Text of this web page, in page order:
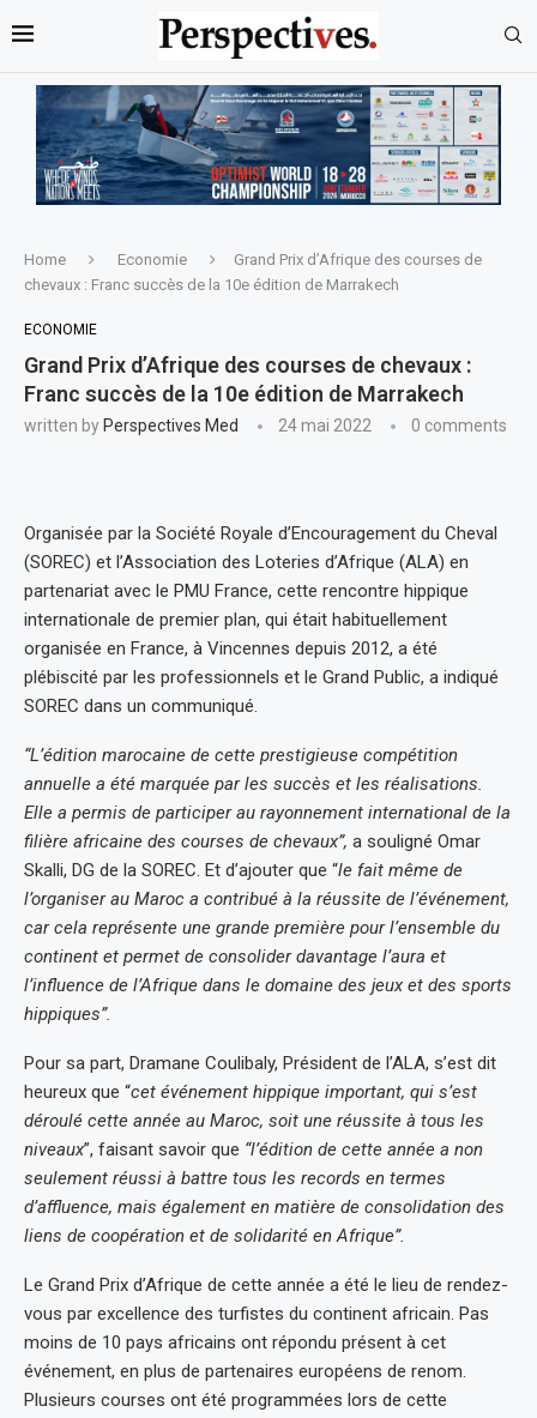
Home Economie
Grand Prix d’Afrique des courses de
chevaux : Franc succès de la 10e édition de Marrakech
ECONOMIE
Grand Prix d’Afrique des courses de chevaux :
Franc succès de la 10e édition de Marrakech
written by Perspectives Med 24 mai 2022 0 comments
Organisée par la Société Royale d’Encouragement du Cheval
(SOREC) et l’Association des Loteries d’Afrique (ALA) en
partenariat avec le PMU France, cette rencontre hippique
internationale de premier plan, qui était habituellement
organisée en France, à Vincennes depuis 2012, a été
plébiscité par les professionnels et le Grand Public, a indiqué
SOREC dans un communiqué.
“L’édition marocaine de cette prestigieuse compétition
annuelle a été marquée par les succès et les réalisations.
Elle a permis de participer au rayonnement international de la
filière africaine des courses de chevaux”, a souligné Omar
Skalli, DG de la SOREC. Et d’ajouter que “le fait même de
l’organiser au Maroc a contribué à la réussite de l’événement,
car cela représente une grande première pour l’ensemble du
continent et permet de consolider davantage l’aura et
l’influence de l’Afrique dans le domaine des jeux et des sports
hippiques”.
Pour sa part, Dramane Coulibaly, Président de l’ALA, s’est dit
heureux que “cet événement hippique important, qui s’est
déroulé cette année au Maroc, soit une réussite à tous les
niveaux”, faisant savoir que “l’édition de cette année a non
seulement réussi à battre tous les records en termes
d’affluence, mais également en matière de consolidation des
liens de coopération et de solidarité en Afrique”.
Le Grand Prix d’Afrique de cette année a été le lieu de rendez-
vous par excellence des turfistes du continent africain. Pas
moins de 10 pays africains ont répondu présent à cet
événement, en plus de partenaires européens de renom.
Plusieurs courses ont été programmées lors de cette